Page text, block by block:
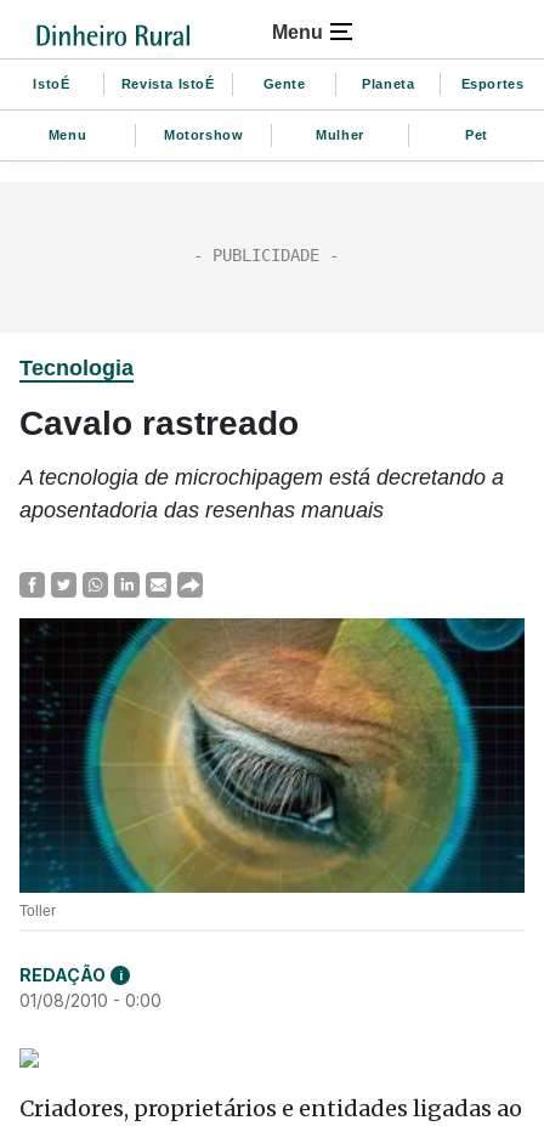
Menu
IstoÉ Revista IstoÉ Gente Planeta Esportes
Menu Motorshow Mulher Pet
Tecnologia
Cavalo rastreado
A tecnologia de microchipagem está decretando a
aposentadoria das resenhas manuais
Toller
REDAÇÃO i
01/08/2010 - 0:00
Criadores, proprietários e entidades ligadas ao